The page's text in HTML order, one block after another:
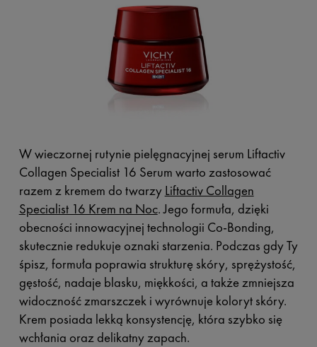
W wieczornej rutynie pielęgnacyjnej serum Liftactiv
Collagen Specialist 16 Serum warto zastosować
razem z kremem do twarzy Liftactiv Collagen
Specialist 16 Krem na Noc. Jego formuła, dzięki
obecności innowacyjnej technologii Co-Bonding,
skutecznie redukuje oznaki starzenia. Podczas gdy Ty
śpisz, formuła poprawia strukturę skóry, sprężystość,
gęstość, nadaje blasku, miękkości, a także zmniejsza
widoczność zmarszczek i wyrównuje koloryt skóry.
Krem posiada lekką konsystencję, która szybko się
wchłania oraz delikatny zapach.